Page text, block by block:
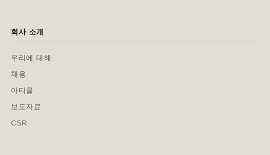
회사 소개
우리에 대해
채용
아티클
보도자료
CSR